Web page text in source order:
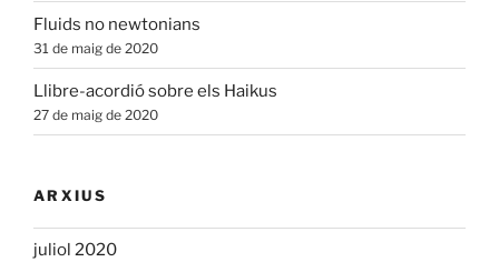
Fluids no newtonians
31 de maig de 2020
Llibre-acordió sobre els Haikus
27 de maig de 2020
ARXIUS
juliol 2020